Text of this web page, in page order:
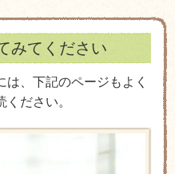
みてください
、下記のページもよく
ださい。